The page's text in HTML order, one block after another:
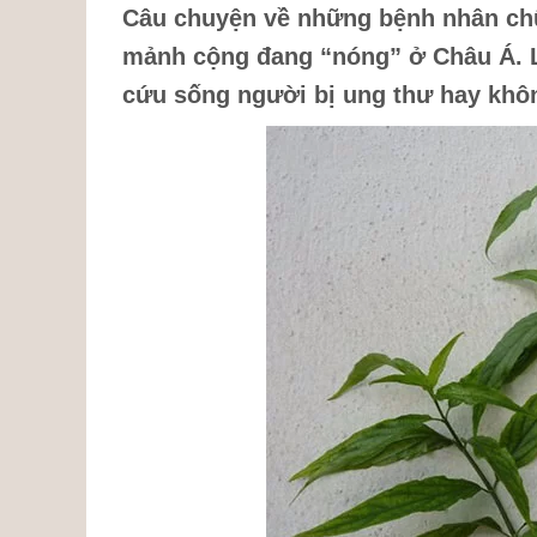
Câu chuyện về những bệnh nhân
mảnh cộng đang “nóng” ở Châu
cứu sống người bị ung thư hay